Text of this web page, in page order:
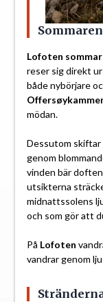
Lofoten sommar
reser sig direkt
både nybörjare
mödan.
Dessutom skiftar
genom
vinden bär doften
utsikterna
midnattssolens
och som gör att
På Lofoten
vandrar genom